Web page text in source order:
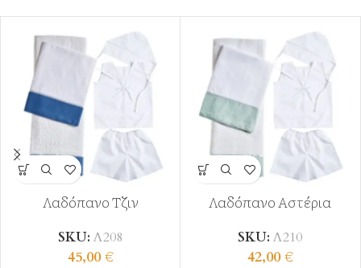
Λαδόπανο Τζιν
SKU: Λ208
45,00€
Λαδόπανο Αστέρια
SKU: Λ210
42,00€